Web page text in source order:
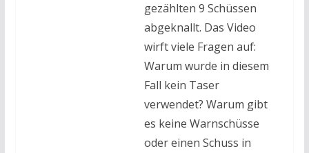
gezählten 9 Schüssen
abgeknallt. Das Video
wirft viele Fragen auf:
Warum wurde in diesem
Fall kein Taser
verwendet? Warum gibt
es keine Warnschüsse
oder einen Schuss in